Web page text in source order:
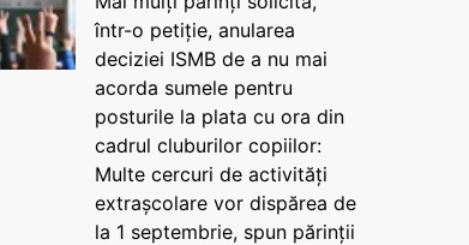
într-o petiție, anularea
deciziei ISMB de a nu mai
acorda sumele pentru
posturile la plata cu ora din
cadrul cluburilor copiilor:
Multe cercuri de activități
extrașcolare vor dispărea de
la 1 septembrie, spun părinții